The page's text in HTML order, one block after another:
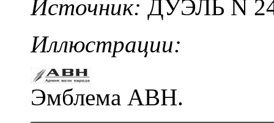
Источник: ДУЭЛЬ N
Иллюстрации:
Эмблема АВН.